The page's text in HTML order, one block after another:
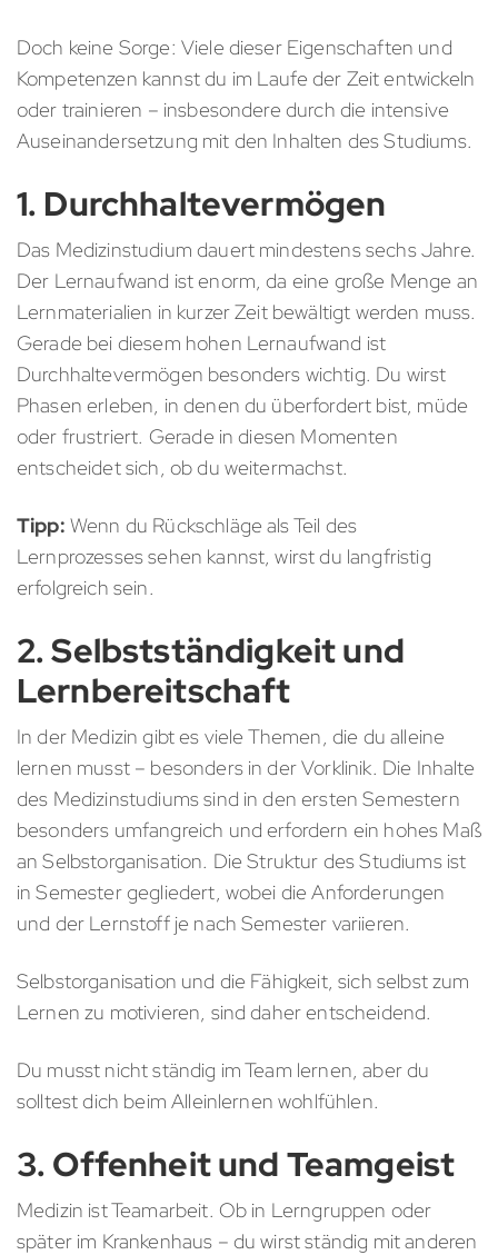
Doch keine Sorge: Viele dieser Eigenschaften und
Kompetenzen kannst du im Laufe der Zeit entwickeln
oder trainieren – insbesondere durch die intensive
Auseinandersetzung mit den Inhalten des Studiums.
1. Durchhaltevermögen
Das Medizinstudium dauert mindestens sechs Jahre.
Der Lernaufwand ist enorm, da eine große Menge an
Lernmaterialien in kurzer Zeit bewältigt werden muss.
Gerade bei diesem hohen Lernaufwand ist
Durchhaltevermögen besonders wichtig. Du wirst
Phasen erleben, in denen du überfordert bist, müde
oder frustriert. Gerade in diesen Momenten
entscheidet sich, ob du weitermachst.
Tipp: Wenn du Rückschläge als Teil des
Lernprozesses sehen kannst, wirst du langfristig
erfolgreich sein.
2. Selbstständigkeit und
Lernbereitschaft
In der Medizin gibt es viele Themen, die du alleine
lernen musst – besonders in der Vorklinik. Die Inhalte
des Medizinstudiums sind in den ersten Semestern
besonders umfangreich und erfordern ein hohes Maß
an Selbstorganisation. Die Struktur des Studiums ist
in Semester gegliedert, wobei die Anforderungen
und der Lernstoff je nach Semester variieren.
Selbstorganisation und die Fähigkeit, sich selbst zum
Lernen zu motivieren, sind daher entscheidend.
Du musst nicht ständig im Team lernen, aber du
solltest dich beim Alleinlernen wohlfühlen.
3. Offenheit und Teamgeist
Medizin ist Teamarbeit. Ob in Lerngruppen oder
später im Krankenhaus – du wirst ständig mit anderen